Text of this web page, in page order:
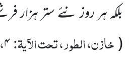
بلکہ ہر روز نئے ستر ہزار
(خازن، الطور، تحت الآیۃ:۴،